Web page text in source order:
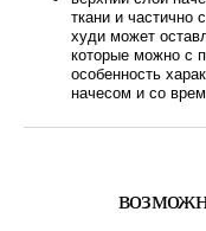
ткани и частично
худи может
которые можно с
особенность
начесом и со